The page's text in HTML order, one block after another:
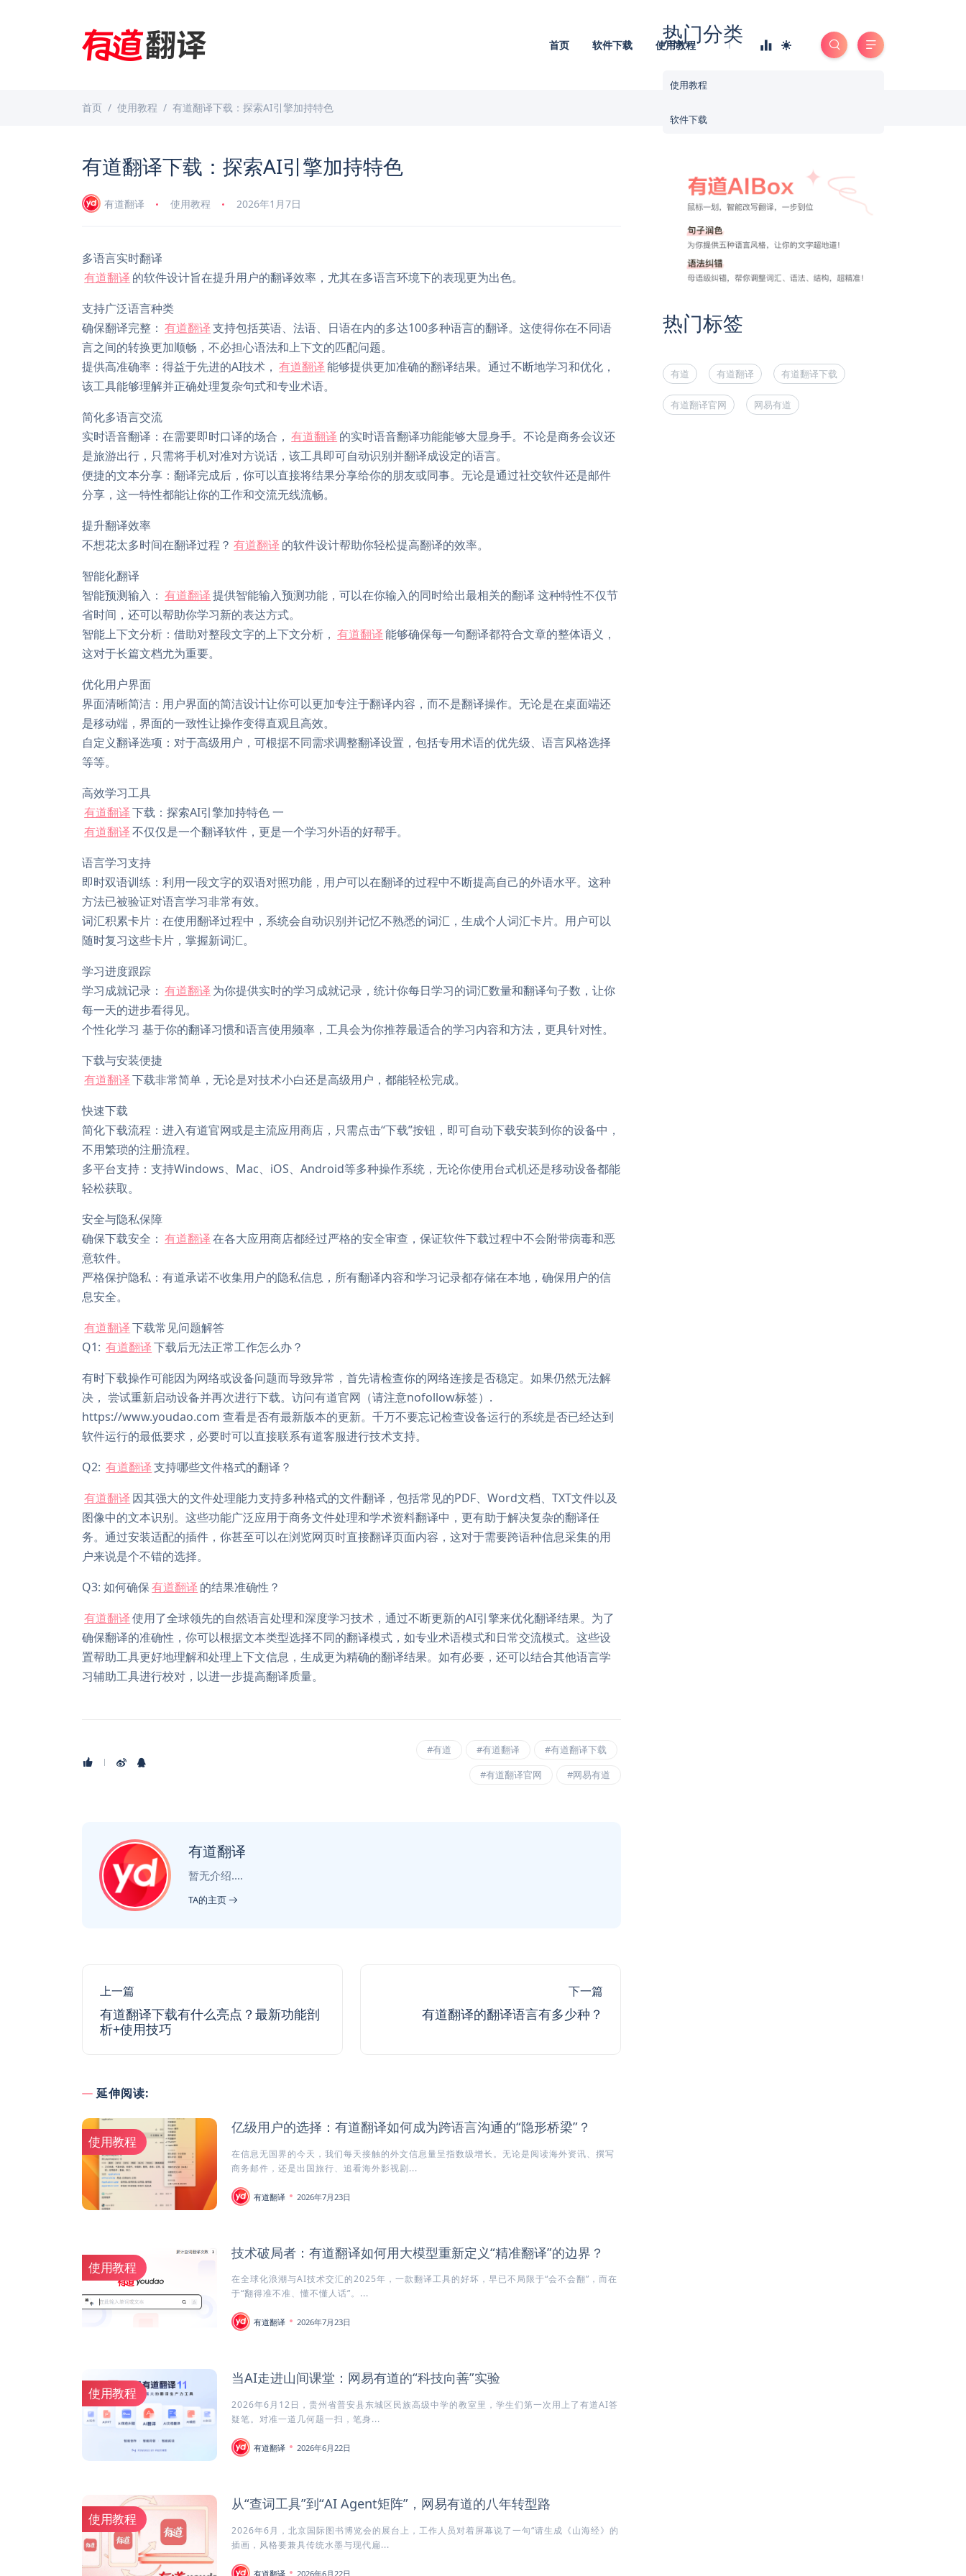
首页 软件下载 使用教程
首页 使用教程 有道翻译下载：探索AI引擎加持特色
有道翻译下载：探索AI引擎加持特色
有道翻译 使用教程 2026年1月7日
多语言实时翻译
有道翻译 的软件设计旨在提升用户的翻译效率，尤其在多语言环境下的表现更为出色。
支持广泛语言种类
确保翻译完整： 有道翻译支持包括英语、法语、日语在内的多达100多种语言的翻译。这使得你在不同语
言之间的转换更加顺畅，不必担心语法和上下文的匹配问题。
提供高准确率：得益于先进的AI技术， 有道翻译能够提供更加准确的翻译结果。通过不断地学习和优化，
该工具能够理解并正确处理复杂句式和专业术语。
简化多语言交流
实时语音翻译：在需要即时口译的场合， 有道翻译 的实时语音翻译功能能够大显身手。不论是商务会议还
是旅游出行，只需将手机对准对方说话，该工具即可自动识别并翻译成设定的语言。
便捷的文本分享：翻译完成后，你可以直接将结果分享给你的朋友或同事。无论是通过社交软件还是邮件
分享，这一特性都能让你的工作和交流无线流畅。
提升翻译效率
不想花太多时间在翻译过程？ 有道翻译 的软件设计帮助你轻松提高翻译的效率。
智能化翻译
智能预测输入： 有道翻译提供智能输入预测功能，可以在你输入的同时给出最相关的翻译 这种特性不仅节
省时间，还可以帮助你学习新的表达方式。
智能上下文分析：借助对整段文字的上下文分析， 有道翻译能够确保每一句翻译都符合文章的整体语义，
这对于长篇文档尤为重要。
优化用户界面
界面清晰简洁：用户界面的简洁设计让你可以更加专注于翻译内容，而不是翻译操作。无论是在桌面端还
是移动端，界面的一致性让操作变得直观且高效。
自定义翻译选项：对于高级用户，可根据不同需求调整翻译设置，包括专用术语的优先级、语言风格选择
等等。
高效学习工具
有道翻译下载：探索AI引擎加持特色 一
有道翻译不仅仅是一个翻译软件，更是一个学习外语的好帮手。
语言学习支持
即时双语训练：利用一段文字的双语对照功能，用户可以在翻译的过程中不断提高自己的外语水平。这种
方法已被验证对语言学习非常有效。
词汇积累卡片：在使用翻译过程中，系统会自动识别并记忆不熟悉的词汇，生成个人词汇卡片。用户可以
随时复习这些卡片，掌握新词汇。
学习进度跟踪
学习成就记录： 有道翻译 为你提供实时的学习成就记录，统计你每日学习的词汇数量和翻译句子数，让你
每一天的进步看得见。
个性化学习 基于你的翻译习惯和语言使用频率，工具会为你推荐最适合的学习内容和方法，更具针对性。
下载与安装便捷
有道翻译下载非常简单，无论是对技术小白还是高级用户，都能轻松完成。
快速下载
简化下载流程：进入有道官网或是主流应用商店，只需点击“下载”按钮，即可自动下载安装到你的设备中，
不用繁琐的注册流程。
多平台支持：支持Windows、Mac、iOS、Android等多种操作系统，无论你使用台式机还是移动设备都能
轻松获取。
安全与隐私保障
确保下载安全： 有道翻译在各大应用商店都经过严格的安全审查，保证软件下载过程中不会附带病毒和恶
意软件。
严格保护隐私：有道承诺不收集用户的隐私信息，所有翻译内容和学习记录都存储在本地，确保用户的信
息安全。
有道翻译下载常见问题解答
Q1: 有道翻译下载后无法正常工作怎么办？
有时下载操作可能因为网络或设备问题而导致异常，首先请检查你的网络连接是否稳定。如果仍然无法解
决， 尝试重新启动设备并再次进行下载。访问有道官网（请注意nofollow标签）.
https://www.youdao.com 查看是否有最新版本的更新。千万不要忘记检查设备运行的系统是否已经达到
软件运行的最低要求，必要时可以直接联系有道客服进行技术支持。
Q2: 有道翻译支持哪些文件格式的翻译？
有道翻译 因其强大的文件处理能力支持多种格式的文件翻译，包括常见的PDF、Word文档、TXT文件以及
图像中的文本识别。这些功能广泛应用于商务文件处理和学术资料翻译中，更有助于解决复杂的翻译任
务。通过安装适配的插件，你甚至可以在浏览网页时直接翻译页面内容，这对于需要跨语种信息采集的用
户来说是个不错的选择。
Q3: 如何确保有道翻译 的结果准确性？
有道翻译使用了全球领先的自然语言处理和深度学习技术，通过不断更新的AI引擎来优化翻译结果。为了
确保翻译的准确性，你可以根据文本类型选择不同的翻译模式，如专业术语模式和日常交流模式。这些设
置帮助工具更好地理解和处理上下文信息，生成更为精确的翻译结果。如有必要，还可以结合其他语言学
习辅助工具进行校对，以进一步提高翻译质量。
#有道 #有道翻译
#有道翻译下载
#有道翻译官网
#网易有道
有道翻译
暂无介绍....
TA的主页
上一篇
有道翻译下载有什么亮点？最新功能剖
析+使用技巧
下一篇
有道翻译的翻译语言有多少种？
延伸阅读:
使用教程
亿级用户的选择：有道翻译如何成为跨语言沟通的“隐形桥梁”？
在信息无国界的今天，我们每天接触的外文信息量呈指数级增长。无论是阅读海外资讯、撰写
商务邮件，还是出国旅行、追看海外影视剧...
有道翻译 2026年7月23日
使用教程
技术破局者：有道翻译如何用大模型重新定义“精准翻译”的边界？
在全球化浪潮与AI技术交汇的2025年，一款翻译工具的好坏，早已不局限于“会不会翻”，而在
于“翻得准不准、懂不懂人话”。...
有道翻译 2026年7月23日
使用教程
当AI走进山间课堂：网易有道的“科技向善”实验
2026年6月12日，贵州省普安县东城区民族高级中学的教室里，学生们第一次用上了有道AI答
疑笔。对准一道几何题一扫，笔身...
有道翻译 2026年6月22日
使用教程
从“查词工具”到“AI Agent矩阵”，网易有道的八年转型路
2026年6月，北京国际图书博览会的展台上，工作人员对着屏幕说了一句“请生成《山海经》的
插画，风格要兼具传统水墨与现代扁...
有道翻译 2026年6月22日
热门分类
使用教程
软件下载
热门标签
有道 有道翻译 有道翻译下载
有道翻译官网 网易有道